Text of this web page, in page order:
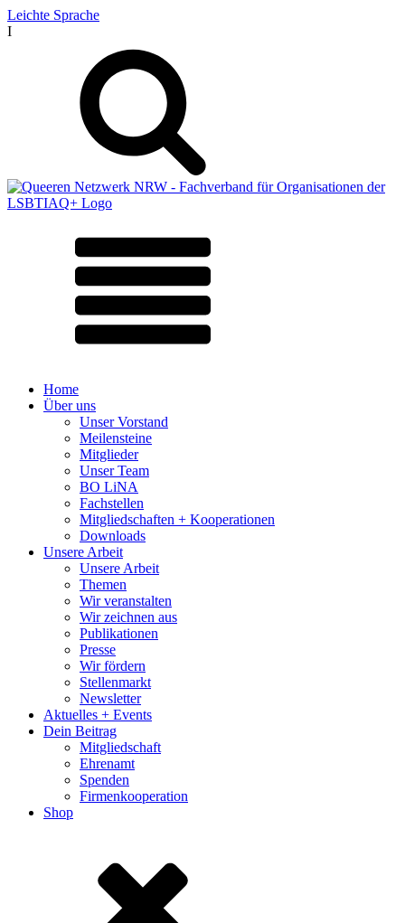
Leichte Sprache
I
Home
Über uns
Unser Vorstand
Meilensteine
Mitglieder
Unser Team
BO LiNA
Fachstellen
Mitgliedschaften + Kooperationen
Downloads
Unsere Arbeit
Unsere Arbeit
Themen
Wir veranstalten
Wir zeichnen aus
Publikationen
Presse
Wir fördern
Stellenmarkt
Newsletter
Aktuelles + Events
Dein Beitrag
Mitgliedschaft
Ehrenamt
Spenden
Firmenkooperation
Shop